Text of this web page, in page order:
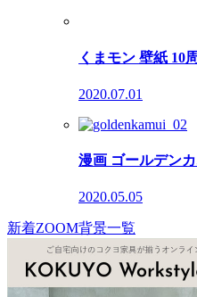
くまモン 壁紙 10
2020.07.01
漫画 ゴールデン
2020.05.05
新着ZOOM背景一覧